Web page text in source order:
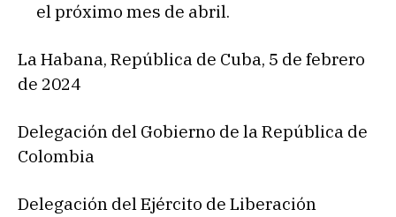
el próximo mes de abril.
La Habana, República de Cuba, 5 de febrero
de 2024
Delegación del Gobierno de la República de
Colombia
Delegación del Ejército de Liberación